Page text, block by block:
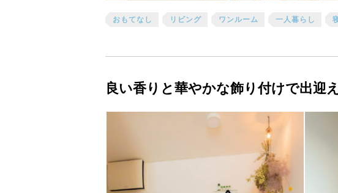
おもてなし リビング ワンルーム 一人暮らし
良い香りと華やかな飾り付けで出迎